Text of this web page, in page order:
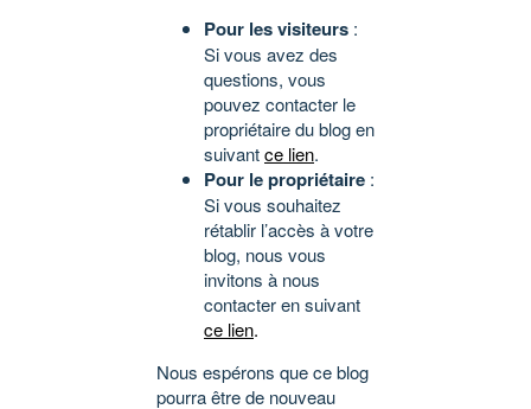
Pour les visiteurs :
Si vous avez des
questions, vous
pouvez contacter le
propriétaire du blog en
suivantce lien.
Pour le propriétaire :
Si vous souhaitez
rétablir l’accès à votre
blog, nous vous
invitons à nous
contacter en suivant
ce lien.
Nous espérons que ce blog
pourra être de nouveau